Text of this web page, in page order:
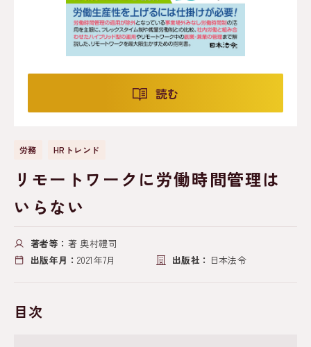
読む
労務 HRトレンド
リモートワークに労働時間管理は
いらない
著者等： 著 奥村禮司
出版年月： 2021年7月 出版社： 日本法令
目次